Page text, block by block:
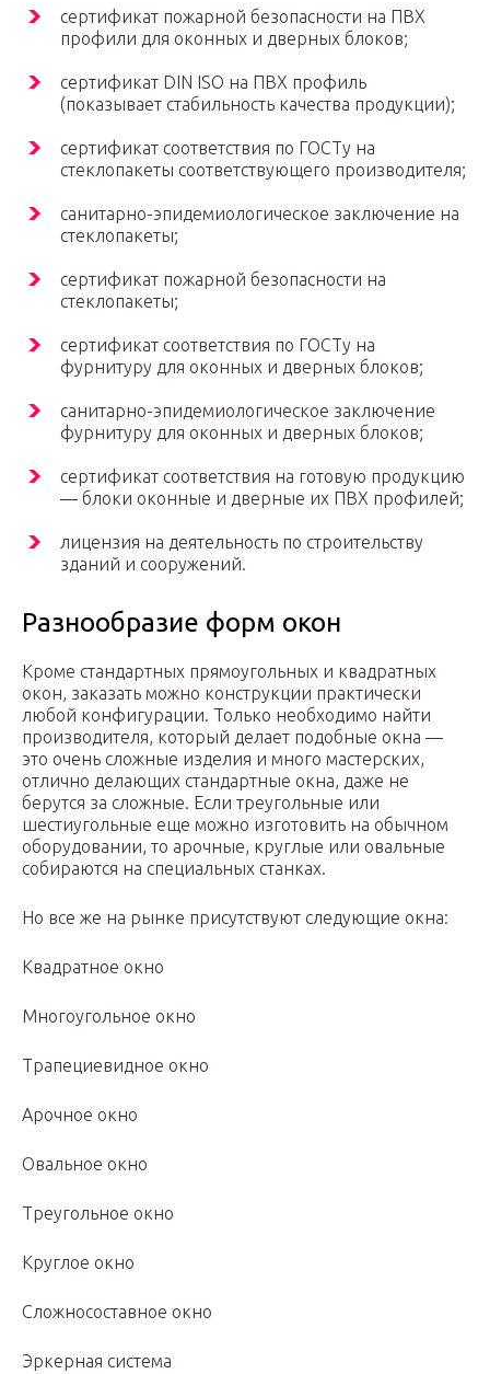
сертификат пожарной безопасности на ПВХ
профили для оконных и дверных блоков;
сертификат DIN ISO на ПВХ профиль
(показывает стабильность качества продукции);
сертификат соответствия по ГОСТу на
стеклопакеты соответствующего производителя;
санитарно-эпидемиологическое заключение на
стеклопакеты;
сертификат пожарной безопасности на
стеклопакеты;
сертификат соответствия по ГОСТу на
фурнитуру для оконных и дверных блоков;
санитарно-эпидемиологическое заключение
фурнитуру для оконных и дверных блоков;
сертификат соответствия на готовую продукцию
— блоки оконные и дверные их ПВХ профилей;
лицензия на деятельность по строительству
зданий и сооружений.
Разнообразие форм окон
Кроме стандартных прямоугольных и квадратных
окон, заказать можно конструкции практически
любой конфигурации. Только необходимо найти
производителя, который делает подобные окна —
это очень сложные изделия и много мастерских,
отлично делающих стандартные окна, даже не
берутся за сложные. Если треугольные или
шестиугольные еще можно изготовить на обычном
оборудовании, то арочные, круглые или овальные
собираются на специальных станках.
Но все же на рынке присутствуют следующие окна:
Квадратное окно
Многоугольное окно
Трапециевидное окно
Арочное окно
Овальное окно
Треугольное окно
Круглое окно
Сложносоставное окно
Эркерная система